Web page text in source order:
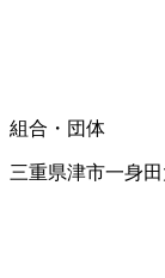
組合・団体
三重県津市一身